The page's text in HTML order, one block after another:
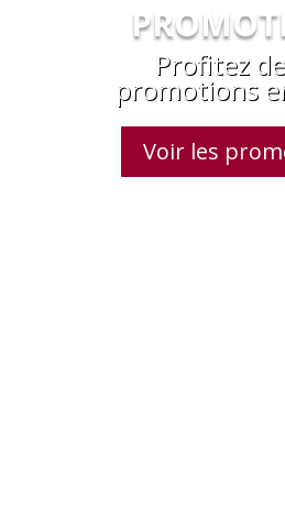
Profitez
promotions
Voir les